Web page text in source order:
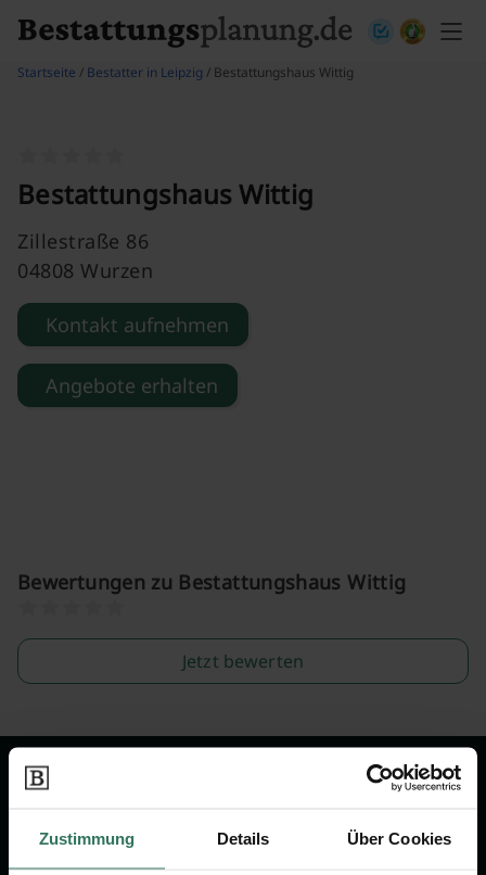
Zustimmung Details Über Cookies
Startseite / Bestatter in Leipzig / Bestattungshaus Wittig
Bestattungshaus Wittig
Zillestraße 86
04808 Wurzen
Kontakt aufnehmen
Angebote erhalten
Bewertungen zu Bestattungshaus Wittig
Jetzt bewerten
Wir sind Ihr Ansprechpartner rund
um das Thema Bestattung &
Vorsorge.